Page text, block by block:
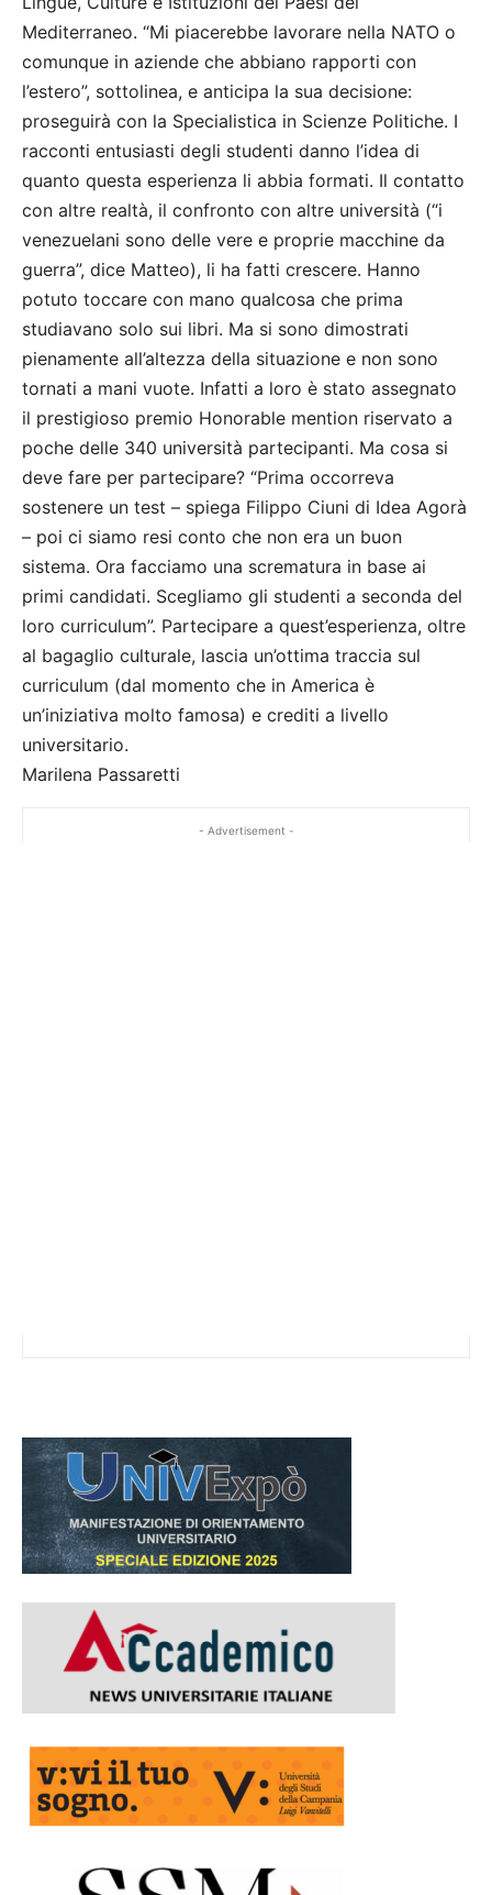
Mediterraneo. “Mi piacerebbe lavorare nella NATO o
comunque in aziende che abbiano rapporti con
l’estero”, sottolinea, e anticipa la sua decisione:
proseguirà con la Specialistica in Scienze Politiche. I
racconti entusiasti degli studenti danno l’idea di
quanto questa esperienza li abbia formati. Il contatto
con altre realtà, il confronto con altre università (“i
venezuelani sono delle vere e proprie macchine da
guerra”, dice Matteo), li ha fatti crescere. Hanno
potuto toccare con mano qualcosa che prima
studiavano solo sui libri. Ma si sono dimostrati
pienamente all’altezza della situazione e non sono
tornati a mani vuote. Infatti a loro è stato assegnato
il prestigioso premio Honorable mention riservato a
poche delle 340 università partecipanti. Ma cosa si
deve fare per partecipare? “Prima occorreva
sostenere un test – spiega Filippo Ciuni di Idea Agorà
– poi ci siamo resi conto che non era un buon
sistema. Ora facciamo una scrematura in base ai
primi candidati. Scegliamo gli studenti a seconda del
loro curriculum”. Partecipare a quest’esperienza, oltre
al bagaglio culturale, lascia un’ottima traccia sul
curriculum (dal momento che in America è
un’iniziativa molto famosa) e crediti a livello
universitario.
Marilena Passaretti
- Advertisement -